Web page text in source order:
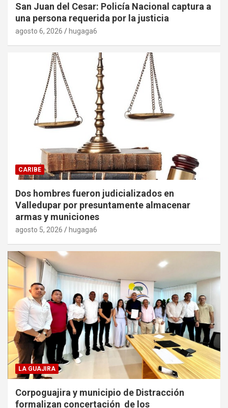
San Juan del Cesar: Policía Nacional captura a
una persona requerida por la justicia
agosto 6, 2026 hugaga6
CARIBE
Dos hombres fueron judicializados en
Valledupar por presuntamente almacenar
armas y municiones
agosto 5, 2026 hugaga6
LA GUAJIRA
Corpoguajira y municipio de Distracción
formalizan concertación de los